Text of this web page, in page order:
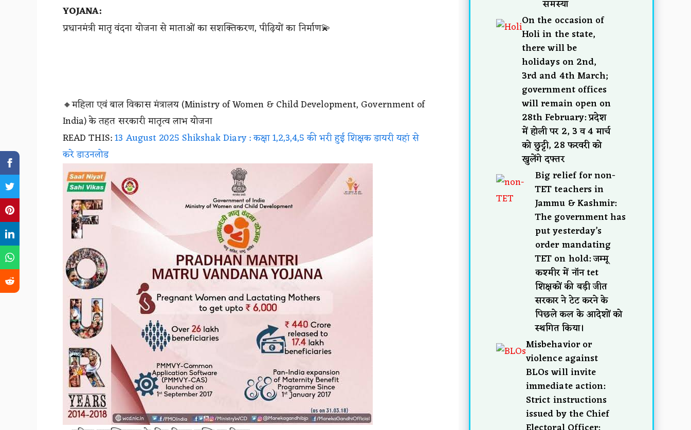
YOJANA:
प्रधानमंत्री मातृ वंदना योजना से माताओं का सशक्तिकरण, पीढ़ियों का निर्माण💫
🔸महिला एवं बाल विकास मंत्रालय (Ministry of Women & Child Development, Government of
India) के तहत सरकारी मातृत्व लाभ योजना
READ THIS:13 August 2025 Shikshak Diary : कक्षा 1,2,3,4,5 की भरी हुई शिक्षक डायरी यहां से
करे डाउनलोड
समस्या
On the occasion of
Holi in the state,
there will be
holidays on 2nd,
3rd and 4th March;
government offices
will remain open on
28th February: प्रदेश
में होली पर 2, 3 व 4 मार्च
को छुट्टी, 28 फरवरी को
खुलेंगे दफ्तर
Big relief for non-
TET teachers in
Jammu & Kashmir:
The government has
put yesterday’s
order mandating
TET on hold: जम्मू
कश्मीर में नॉन tet
शिक्षकों की बड़ी जीत
सरकार ने टेट करने के
पिछले कल के आदेशों को
स्थगित किया।
Misbehavior or
violence against
BLOs will invite
immediate action:
Strict instructions
issued by the Chief